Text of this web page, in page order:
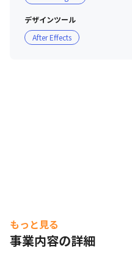
デザインツール
After Effects
もっと見る
事業内容の詳細